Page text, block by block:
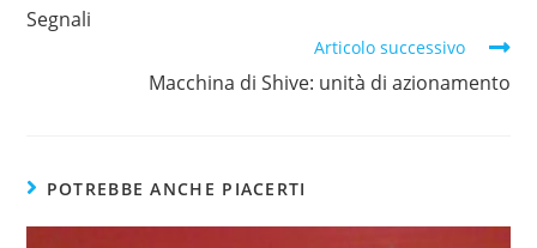
Segnali
Articolo successivo
Macchina di Shive: unità di azionamento
POTREBBE ANCHE PIACERTI